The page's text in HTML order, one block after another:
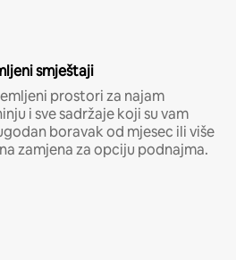
smještaji
prostori za najam
i sve sadržaje koji su vam
boravak od mjesec ili više
zamjena za opciju podnajma.